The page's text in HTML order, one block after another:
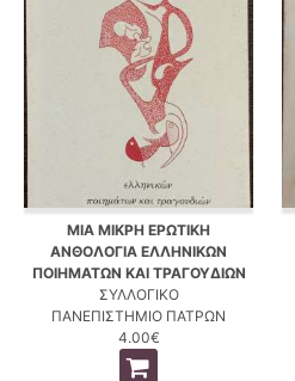
ΜΙΑ ΜΙΚΡΗ ΕΡΩΤΙΚΗ
ΑΝΘΟΛΟΓΙΑ ΕΛΛΗΝΙΚΩΝ
ΠΟΙΗΜΑΤΩΝ ΚΑΙ ΤΡΑΓΟΥΔΙΩΝ
ΣΥΛΛΟΓΙΚΟ
ΠΑΝΕΠΙΣΤΗΜΙΟ ΠΑΤΡΩΝ
4.00€